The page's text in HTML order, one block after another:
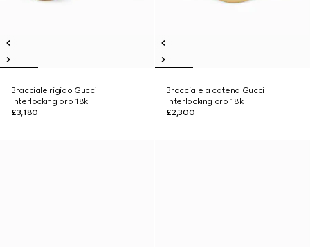
Bracciale rigido Gucci
Interlocking oro 18k
£3,180
Bracciale a catena Gucci
Interlocking oro 18k
£2,300